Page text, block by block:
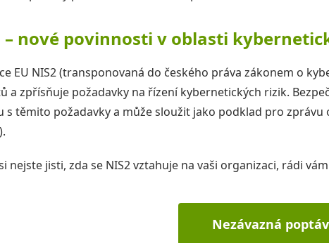
– nové povinnosti v oblasti
EU NIS2 (transponovaná do českého práva zákonem o
a zpřísňuje požadavky na řízení kybernetických rizik.
s těmito požadavky a může sloužit jako podklad pro
nejste jisti, zda se NIS2 vztahuje na vaši organizaci, rádi
Nezávazná